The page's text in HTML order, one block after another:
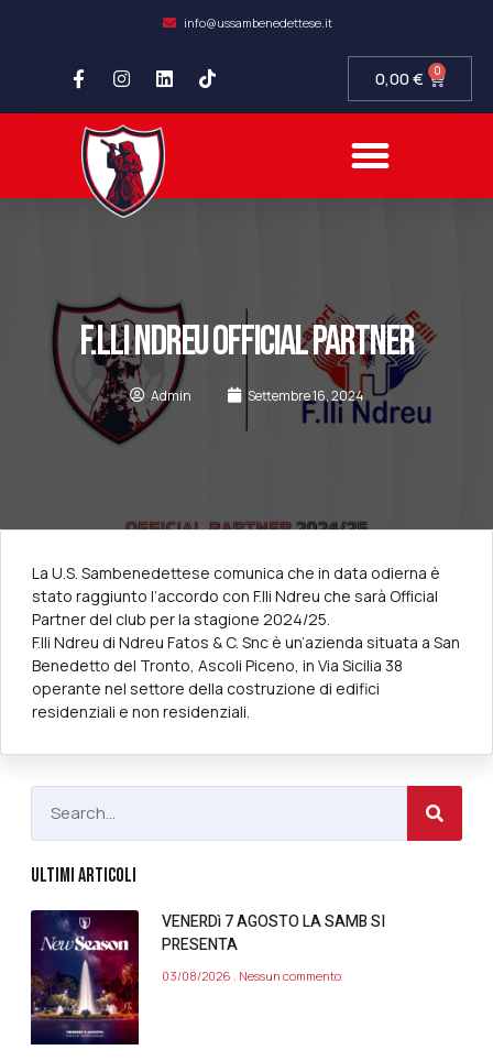
info@ussambenedettese.it
0,00€ 0
F.LLI NDREU OFFICIAL PARTNER
Admin Settembre 16, 2024
La U.S. Sambenedettese comunica che in data odierna è
stato raggiunto l’accordo con F.lli Ndreu che sarà Official
Partner del club per la stagione 2024/25.
F.lli Ndreu di Ndreu Fatos & C. Snc è un’azienda situata a San
Benedetto del Tronto, Ascoli Piceno, in Via Sicilia 38
operante nel settore della costruzione di edifici
residenziali e non residenziali.
ULTIMI ARTICOLI
VENERDì 7 AGOSTO LA SAMB SI
PRESENTA
03/08/2026 Nessun commento